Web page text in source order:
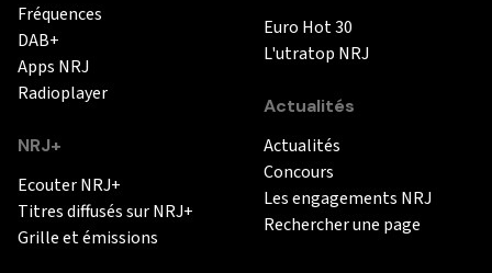
Fréquences
DAB+
Apps NRJ
Radioplayer
NRJ+
Ecouter NRJ+
Titres diffusés sur NRJ+
Grille et émissions
Euro Hot 30
L'utratop NRJ
Actualités
Actualités
Concours
Les engagements NRJ
Rechercher une page